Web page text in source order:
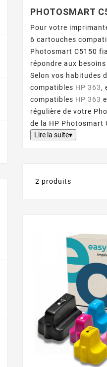
PHOTOSMART
Pour votre
6 cartouches
Photosmart C5150
répondre aux
Selon vos habitudes
compatibles HP 363,
compatibles HP 363
régulière de votre
de la HP Photosmart
Lire la suite▾
2 produits